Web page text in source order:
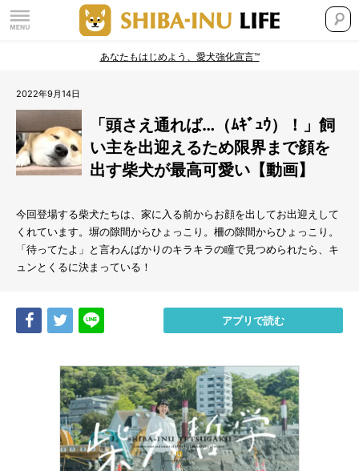
あなたもはじめよう、愛犬強化宣言™
2022年9月14日
「頭さえ通れば…（ﾑｷﾞｭｳ）！」飼
い主を出迎えるため限界まで顔を
出す柴犬が最高可愛い【動画】
今回登場する柴犬たちは、家に入る前からお顔を出してお出迎えして
くれています。塀の隙間からひょっこり。柵の隙間からひょっこり。
「待ってたよ」と言わんばかりのキラキラの瞳で見つめられたら、キ
ュンとくるに決まっている！
Share Tweet アプリで読む